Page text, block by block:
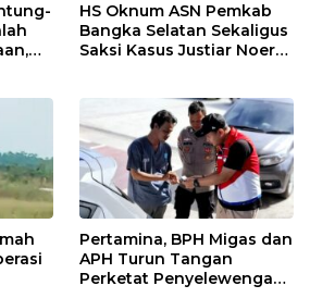
HS Oknum ASN Pemkab
Bangka Selatan Sekaligus
Saksi Kasus Justiar Noer
Pertamina, BPH Migas dan
APH Turun Tangan
Perketat Penyelewengan